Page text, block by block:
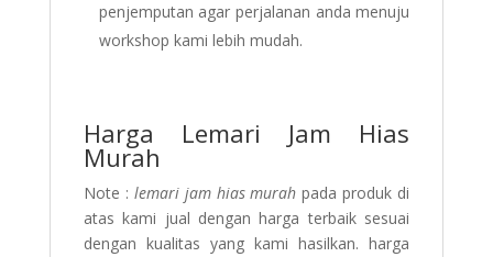
penjemputan agar perjalanan anda menuju
workshop kami lebih mudah.
Harga Lemari Jam Hias
Murah
Note : lemari jam hias murah pada produk di
atas kami jual dengan harga terbaik sesuai
dengan kualitas yang kami hasilkan. harga